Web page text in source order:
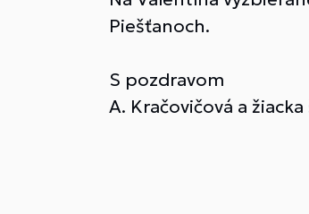
Piešťanoch.
S pozdravom
A. Kračovičová a